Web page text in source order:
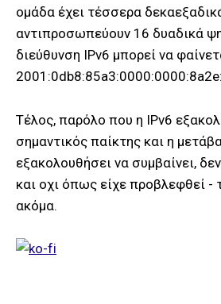
ομάδα έχει τέσσερα
αντιπροσωπεύουν 16 δυαδικά
διεύθυνση IPv6 μπορεί να
Τέλος, παρόλο που η IPv6
σημαντικός παίκτης και η
εξακολουθήσει να συμβαίνει,
και οχι όπως είχε προβλεφθεί -
ακόμα.